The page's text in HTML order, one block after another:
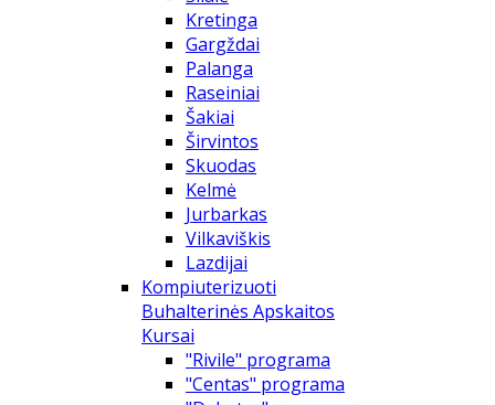
Kretinga
Gargždai
Palanga
Raseiniai
Šakiai
Širvintos
Skuodas
Kelmė
Jurbarkas
Vilkaviškis
Lazdijai
Kompiuterizuoti
Buhalterinės Apskaitos
Kursai
"Rivile" programa
"Centas" programa